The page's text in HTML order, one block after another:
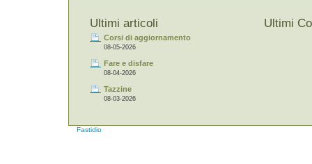
Ultimi articoli
Corsi di aggiornamento
08-05-2026
Fare e disfare
08-04-2026
Tazzine
08-03-2026
Ultimi
Fastidio